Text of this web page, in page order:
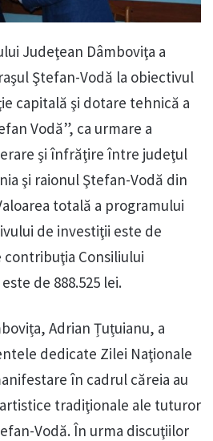
Judeţean Dâmboviţa a
Ştefan-Vodă la obiectivul
capitală şi dotare tehnică a
Vodă”, ca urmare a
şi înfrăţire între judeţul
şi raionul Ştefan-Vodă din
totală a programului
de investiţii este de
contribuţia Consiliului
de 888.525 lei.
Adrian Țuțuianu, a
dedicate Zilei Naţionale
în cadrul căreia au
tradiţionale ale tuturor
Vodă. În urma discuţiilor